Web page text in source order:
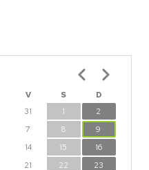
V S
D
31 1
2
7 8
9
14 15
16
21 22
23
Paginación